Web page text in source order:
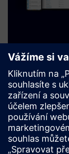
SmartTron are
intelligent
compliance with
Další informace